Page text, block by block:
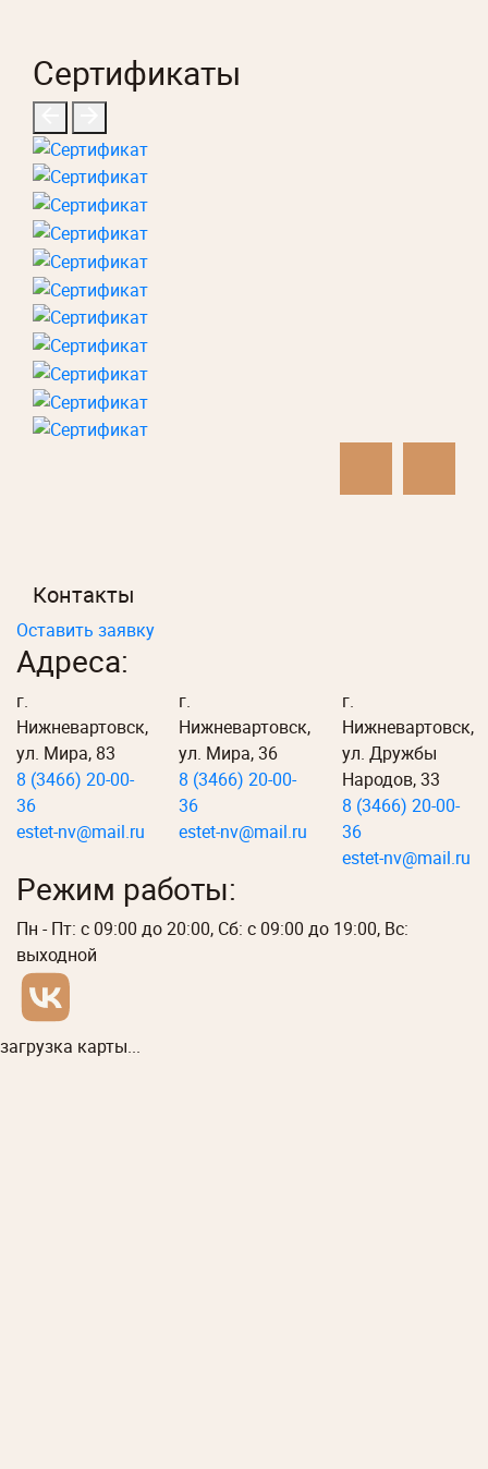
Сертификаты
Контакты
Оставить заявку
Адреса:
г.
Нижневартовск,
ул. Мира, 83
8 (3466) 20-00-
36
estet-nv@mail.ru
г.
Нижневартовск,
ул. Мира, 36
8 (3466) 20-00-
36
estet-nv@mail.ru
г.
Нижневартовск,
ул. Дружбы
Народов, 33
8 (3466) 20-00-
36
estet-nv@mail.ru
Режим работы:
Пн - Пт: с 09:00 до 20:00, Сб: с 09:00 до 19:00, Вс:
выходной
загрузка карты...